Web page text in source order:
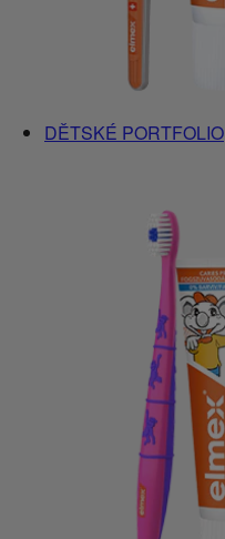
DĚTSKÉ PORTFOLIO